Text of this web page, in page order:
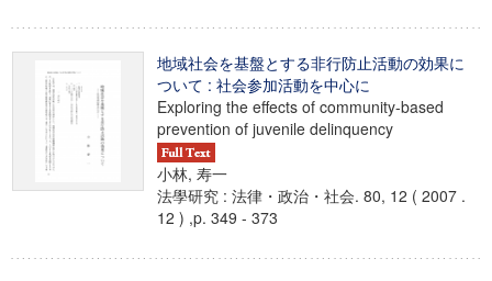
地域社会を基盤とする非行防止活動の効果に
ついて : 社会参加活動を中心に
Exploring the effects of community-based
prevention of juvenile delinquency
小林, 寿一
法學研究 : 法律・政治・社会. 80, 12 ( 2007 .
12 ) ,p. 349 - 373